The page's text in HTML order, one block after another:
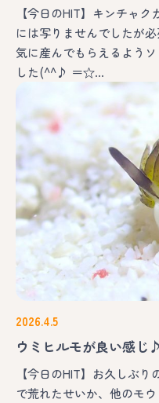
【今日のHIT】キンチャ
には写りませんでしたが
気に産んでもらえるよう
した(^^♪ ＝☆…
2026.4.5
ウミヒルモが良い感じ♪
【今日のHIT】お久しぶ
で荒れたせいか、他のモ